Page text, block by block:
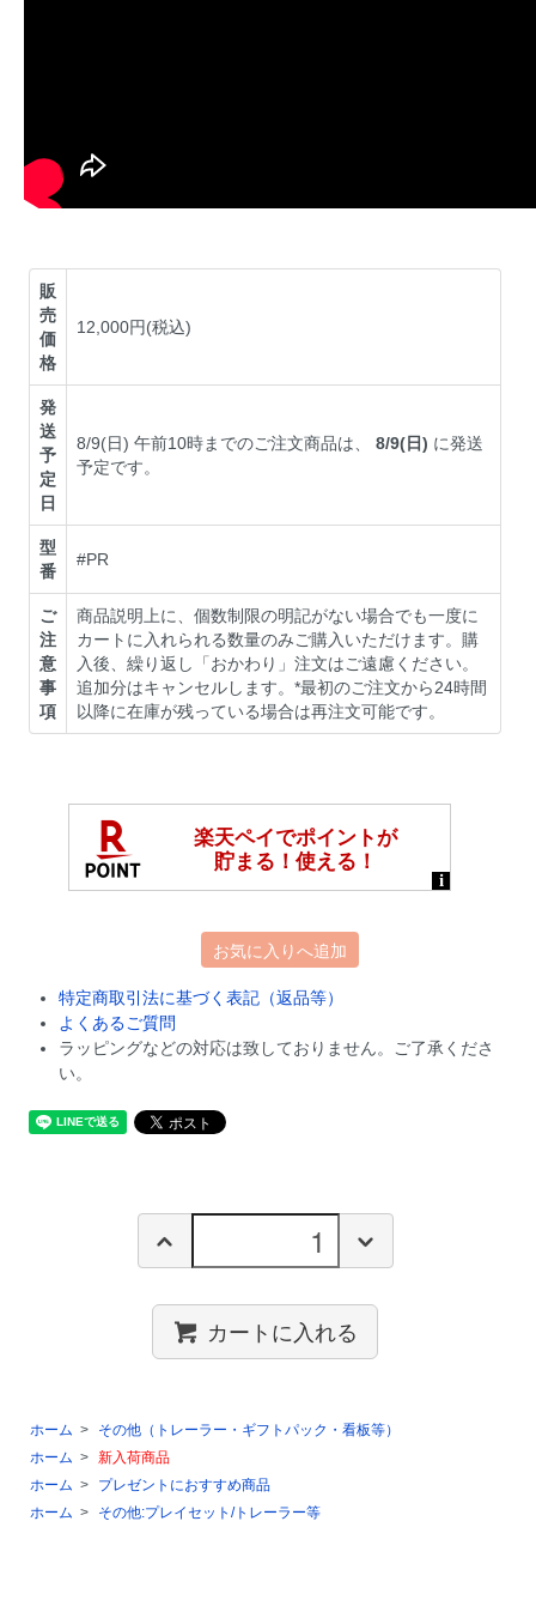
販
売
価
格
12,000円(税込)
発
送
予
定
日
8/9(日) 午前10時までのご注文商品は、8/9(日) に発送
予定です。
型
番
#PR
ご
注
意
事
項
商品説明上に、個数制限の明記がない場合でも一度に
カートに入れられる数量のみご購入いただけます。購
入後、繰り返し「おかわり」注文はご遠慮ください。
追加分はキャンセルします。*最初のご注文から24時間
以降に在庫が残っている場合は再注文可能です。
お気に入りへ追加
特定商取引法に基づく表記（返品等）
よくあるご質問
ラッピングなどの対応は致しておりません。ご了承くださ
い。
カートに入れる
ホーム >
その他（トレーラー・ギフトパック・看板等）
ホーム > 新入荷商品
ホーム >
プレゼントにおすすめ商品
ホーム > その他:プレイセット/トレーラー等